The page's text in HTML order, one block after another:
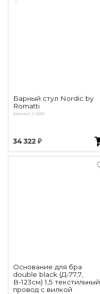
Барный стул Nordic by
Romatti
Артикул: C 0290
34 322 ₽
Основание для бра
double black (Д-77,7,
В-123см) 1,5 текстильный
провод с вилкой